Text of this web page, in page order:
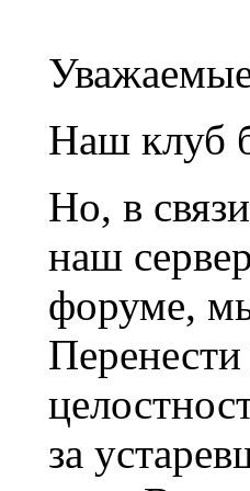
Наш клуб
Но, в
наш
форуме,
за